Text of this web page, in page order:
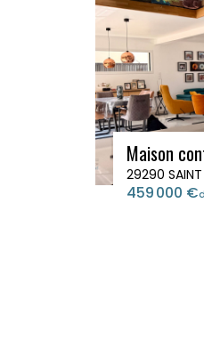
29290 SAINT
459 000 €